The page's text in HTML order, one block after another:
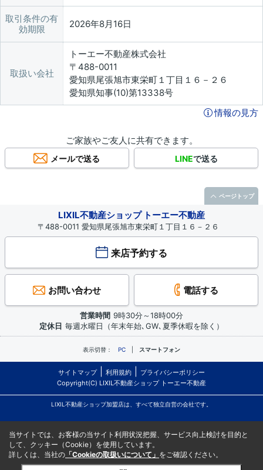
取引条件の有
効期限
2026年8月16日
取扱い会社
トーエー不動産株式会社
〒488-0011
愛知県尾張旭市東栄町１丁目１６－２６
愛知県知事(10)第13338号
情報の見方
ご家族やご友人に共有できます。
メールで送る LINEで送る
LIXIL不動産ショップ トーエー不動産
〒488-0011 愛知県尾張旭市東栄町１丁目１６－２６
来店予約する
お問い合わせ 電話する
営業時間 9時30分～18時00分
定休日 毎週水曜日（年末年始､GW､夏季休暇を除く）
表示切替： PC スマートフォン
サイトマップ 利用規約
プライバシーポリシー
Copyright(C) LIXIL不動産ショップ トーエー不動産
LIXIL不動産ショップ加盟店は、すべて独立自営の会社です。
ページトップ
当サイトでは、お客様の当サイト利用状況把握、サービス向上検討を目的と
して、クッキー（Cookie）を使用しています。
詳しくは、当社の 「Cookieの取扱いについて」 をご確認ください。